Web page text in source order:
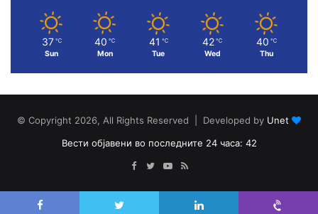
37 ℃
Sun
40 ℃
Mon
41 ℃
Tue
42 ℃
Wed
40 ℃
Thu
© Copyright 2026, All Rights Reserved | Developed by Unet
Вести објавени во последните 24 часа: 42
Facebook
TwitterYouTube
RSS